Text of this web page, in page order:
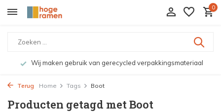
0
Wij maken gebruik van gerecycled verpakkingsmateriaal
Terug Home Tags Boot
Producten getagd met Boot